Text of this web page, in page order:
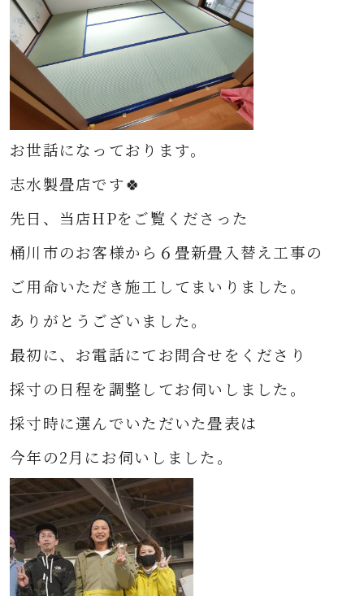
お世話になっております。
志水製畳店です🍀
先日、当店HPをご覧くださった
桶川市のお客様から６畳新畳入替え工事の
ご用命いただき施工してまいりました。
ありがとうございました。
最初に、お電話にてお問合せをくださり
採寸の日程を調整してお伺いしました。
採寸時に選んでいただいた畳表は
今年の2月にお伺いしました。